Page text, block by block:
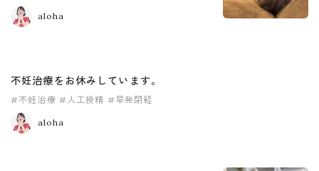
aloha
不妊治療をお休みしています。
#不妊治療 #人工授精 #早発閉経
aloha